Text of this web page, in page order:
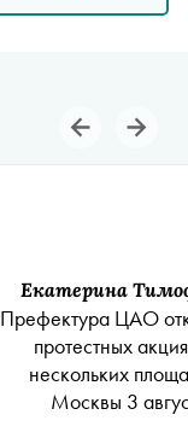
Екатерина
Префектура ЦАО
протестных
нескольких
Москвы 3